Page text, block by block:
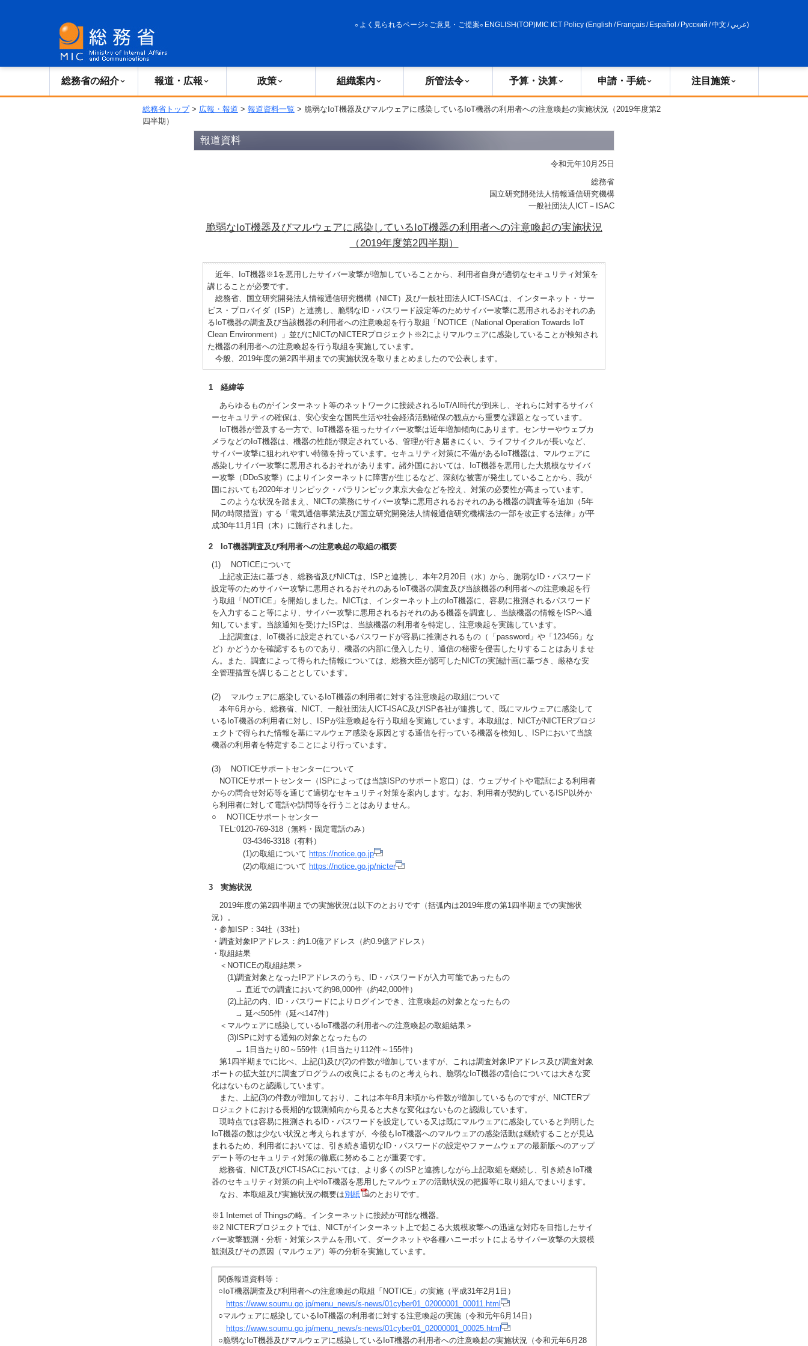
よく見られるページ ご意見・ご提案 ENGLISH(TOP)MIC ICT Policy (English / Français/ Español / Русский /中文 /عربي)
総務省の紹介 報道・広報 政策 組織案内 所管法令 予算・決算 申請・手続 注目施策
総務省トップ> 広報・報道 > 報道資料一覧 > 脆弱なIoT機器及びマルウェアに感染しているIoT機器の利用者への注意喚起の実施状況（2019年度第2
四半期）
報道資料
令和元年10月25日
総務省
国立研究開発法人情報通信研究機構
一般社団法人ICT－ISAC
脆弱なIoT機器及びマルウェアに感染しているIoT機器の利用者への注意喚起の実施状況
（2019年度第2四半期）
近年、IoT機器※1を悪用したサイバー攻撃が増加していることから、利用者自身が適切なセキュリティ対策を
講じることが必要です。
総務省、国立研究開発法人情報通信研究機構（NICT）及び一般社団法人ICT-ISACは、インターネット・サー
ビス・プロバイダ（ISP）と連携し、脆弱なID・パスワード設定等のためサイバー攻撃に悪用されるおそれのあ
るIoT機器の調査及び当該機器の利用者への注意喚起を行う取組「NOTICE（National Operation Towards IoT
Clean Environment）」並びにNICTのNICTERプロジェクト※2によりマルウェアに感染していることが検知され
た機器の利用者への注意喚起を行う取組を実施しています。
今般、2019年度の第2四半期までの実施状況を取りまとめましたので公表します。
1 経緯等
あらゆるものがインターネット等のネットワークに接続されるIoT/AI時代が到来し、それらに対するサイバ
ーセキュリティの確保は、安心安全な国民生活や社会経済活動確保の観点から重要な課題となっています。
IoT機器が普及する一方で、IoT機器を狙ったサイバー攻撃は近年増加傾向にあります。センサーやウェブカ
メラなどのIoT機器は、機器の性能が限定されている、管理が行き届きにくい、ライフサイクルが長いなど、
サイバー攻撃に狙われやすい特徴を持っています。セキュリティ対策に不備があるIoT機器は、マルウェアに
感染しサイバー攻撃に悪用されるおそれがあります。諸外国においては、IoT機器を悪用した大規模なサイバ
ー攻撃（DDoS攻撃）によりインターネットに障害が生じるなど、深刻な被害が発生していることから、我が
国においても2020年オリンピック・パラリンピック東京大会などを控え、対策の必要性が高まっています。
このような状況を踏まえ、NICTの業務にサイバー攻撃に悪用されるおそれのある機器の調査等を追加（5年
間の時限措置）する「電気通信事業法及び国立研究開発法人情報通信研究機構法の一部を改正する法律」が平
成30年11月1日（木）に施行されました。
2 IoT機器調査及び利用者への注意喚起の取組の概要
(1) NOTICEについて
上記改正法に基づき、総務省及びNICTは、ISPと連携し、本年2月20日（水）から、脆弱なID・パスワード
設定等のためサイバー攻撃に悪用されるおそれのあるIoT機器の調査及び当該機器の利用者への注意喚起を行
う取組「NOTICE」を開始しました。NICTは、インターネット上のIoT機器に、容易に推測されるパスワード
を入力すること等により、サイバー攻撃に悪用されるおそれのある機器を調査し、当該機器の情報をISPへ通
知しています。当該通知を受けたISPは、当該機器の利用者を特定し、注意喚起を実施しています。
上記調査は、IoT機器に設定されているパスワードが容易に推測されるもの（「password」や「123456」な
ど）かどうかを確認するものであり、機器の内部に侵入したり、通信の秘密を侵害したりすることはありませ
ん。また、調査によって得られた情報については、総務大臣が認可したNICTの実施計画に基づき、厳格な安
全管理措置を講じることとしています。
(2) マルウェアに感染しているIoT機器の利用者に対する注意喚起の取組について
本年6月から、総務省、NICT、一般社団法人ICT-ISAC及びISP各社が連携して、既にマルウェアに感染して
いるIoT機器の利用者に対し、ISPが注意喚起を行う取組を実施しています。本取組は、NICTがNICTERプロジ
ェクトで得られた情報を基にマルウェア感染を原因とする通信を行っている機器を検知し、ISPにおいて当該
機器の利用者を特定することにより行っています。
(3) NOTICEサポートセンターについて
NOTICEサポートセンター（ISPによっては当該ISPのサポート窓口）は、ウェブサイトや電話による利用者
からの問合せ対応等を通じて適切なセキュリティ対策を案内します。なお、利用者が契約しているISP以外か
ら利用者に対して電話や訪問等を行うことはありません。
○ NOTICEサポートセンター
TEL:0120-769-318（無料・固定電話のみ）
03-4346-3318（有料）
(1)の取組について https://notice.go.jp
(2)の取組について https://notice.go.jp/nicter
3 実施状況
2019年度の第2四半期までの実施状況は以下のとおりです（括弧内は2019年度の第1四半期までの実施状
況）。
・参加ISP：34社（33社）
・調査対象IPアドレス：約1.0億アドレス（約0.9億アドレス）
・取組結果
＜NOTICEの取組結果＞
(1)調査対象となったIPアドレスのうち、ID・パスワードが入力可能であったもの
→ 直近での調査において約98,000件（約42,000件）
(2)上記の内、ID・パスワードによりログインでき、注意喚起の対象となったもの
→ 延べ505件（延べ147件）
＜マルウェアに感染しているIoT機器の利用者への注意喚起の取組結果＞
(3)ISPに対する通知の対象となったもの
→ 1日当たり80～559件（1日当たり112件～155件）
第1四半期までに比べ、上記(1)及び(2)の件数が増加していますが、これは調査対象IPアドレス及び調査対象
ポートの拡大並びに調査プログラムの改良によるものと考えられ、脆弱なIoT機器の割合については大きな変
化はないものと認識しています。
また、上記(3)の件数が増加しており、これは本年8月末頃から件数が増加しているものですが、NICTERプ
ロジェクトにおける長期的な観測傾向から見ると大きな変化はないものと認識しています。
現時点では容易に推測されるID・パスワードを設定している又は既にマルウェアに感染していると判明した
IoT機器の数は少ない状況と考えられますが、今後もIoT機器へのマルウェアの感染活動は継続することが見込
まれるため、利用者においては、引き続き適切なID・パスワードの設定やファームウェアの最新版へのアップ
デート等のセキュリティ対策の徹底に努めることが重要です。
総務省、NICT及びICT-ISACにおいては、より多くのISPと連携しながら上記取組を継続し、引き続きIoT機
器のセキュリティ対策の向上やIoT機器を悪用したマルウェアの活動状況の把握等に取り組んでまいります。
なお、本取組及び実施状況の概要は別紙 のとおりです。
※1 Internet of Thingsの略。インターネットに接続が可能な機器。
※2 NICTERプロジェクトでは、NICTがインターネット上で起こる大規模攻撃への迅速な対応を目指したサイ
バー攻撃観測・分析・対策システムを用いて、ダークネットや各種ハニーポットによるサイバー攻撃の大規模
観測及びその原因（マルウェア）等の分析を実施しています。
関係報道資料等：
○IoT機器調査及び利用者への注意喚起の取組「NOTICE」の実施（平成31年2月1日）
https://www.soumu.go.jp/menu_news/s-news/01cyber01_02000001_00011.html
○マルウェアに感染しているIoT機器の利用者に対する注意喚起の実施（令和元年6月14日）
https://www.soumu.go.jp/menu_news/s-news/01cyber01_02000001_00025.html
○脆弱なIoT機器及びマルウェアに感染しているIoT機器の利用者への注意喚起の実施状況（令和元年6月28